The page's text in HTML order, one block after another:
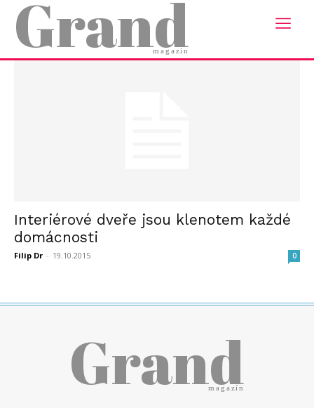
Grand
magazín
Domů
štítek: interiérové dveře
Interiérové dveře jsou klenotem každé
domácnosti
Filip Dr - 19.10.2015 0
Grand
magazín